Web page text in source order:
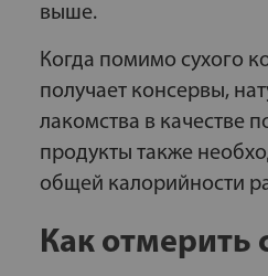
выше.
Когда помимо сухого
получает консервы,
лакомства в качестве
продукты также
общей калорийности
Как отмерить